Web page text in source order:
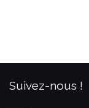
Suivez-nous !